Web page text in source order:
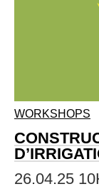
WORKSHOPS
26.04.25